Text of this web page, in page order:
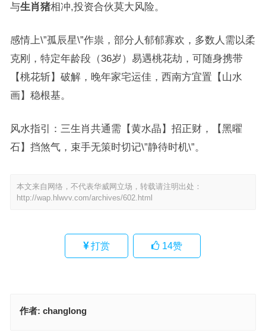
与生肖猪相冲,投资合伙莫大风险。
感情上\”孤辰星\”作祟，部分人郁郁寡欢，多数人需以柔
克刚，特定年龄段（36岁）易遇桃花劫，可随身携带
【桃花斩】破解，晚年家宅运佳，西南方宜置【山水
画】稳根基。
风水指引：三生肖共通需【黄水晶】招正财，【黑曜
石】挡煞气，束手无策时切记\”静待时机\”。
本文来自网络，不代表华威网立场，转载请注明出处：
http://wap.hlwvv.com/archives/602.html
打赏 14赞
作者: changlong